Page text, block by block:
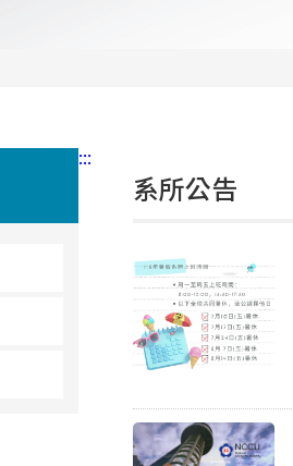
:::
系所公告